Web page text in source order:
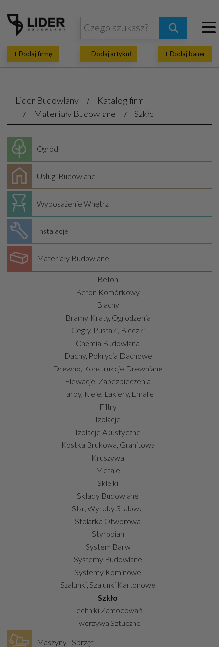
+ Dodaj firmę + Dodaj artykuł + Dodaj baner
Lider Budowlany
Katalog firm
Materiały Budowlane
Szkło
Ogród
Usługi Budowlane
Wyposażenie Wnętrz
Instalacje
Materiały Budowlane
Beton
Beton Komórkowy
Blachy
Bramy, Kraty, Ogrodzenia
Cegły, Pustaki, Bloczki
Chemia Budowlana
Dachy, Pokrycia Dachowe
Drewno, Konstrukcje Drewniane
Elewacje, Zabezpieczenia
Farby, Kleje, Lakiery, Emalie
Filtry
Izolacje
Izolacje Akustyczne
Kostka Brukowa, Granitowa
Kruszywa
Metale
Sklejki
Składy Budowlane
Stal, Wyroby Stalowe
Stolarka Otworowa
Styropian
System Barw
Systemy Budowlane
Systemy Kominowe
Szalunki, Szalunki Kartonowe
Szkło
Techniki Zamocowań
Tworzywa Sztuczne
Maszyny I Sprzęt